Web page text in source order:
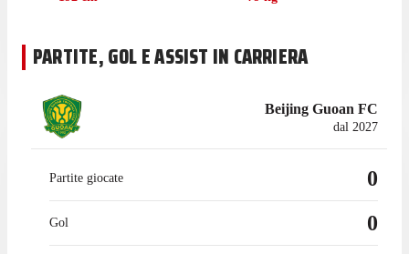
PARTITE, GOL E ASSIST IN CARRIERA
Beijing Guoan FC
dal 2027
Partite giocate 0
Gol 0